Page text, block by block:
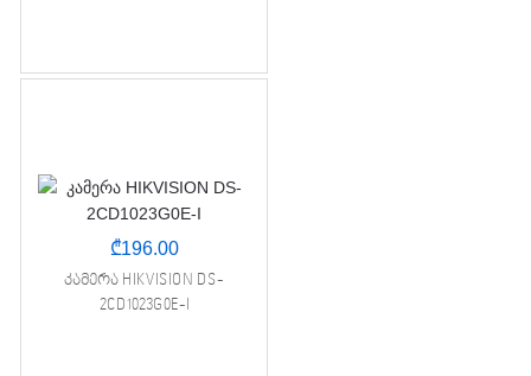
₾196.00
კამერა HIKVISION DS-
2CD1023G0E-I